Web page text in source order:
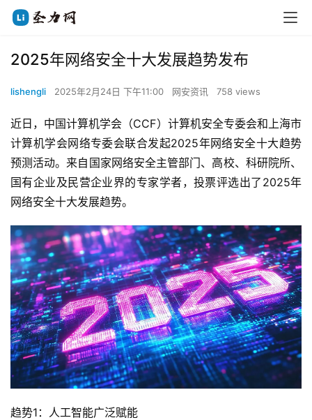
2025年网络安全十大发展趋势发布
lishengli 2025年2月24日 下午11:00 网安资讯 758 views
近日，中国计算机学会（CCF）计算机安全专委会和上海市
计算机学会网络专委会联合发起2025年网络安全十大趋势
预测活动。来自国家网络安全主管部门、高校、科研院所、
国有企业及民营企业界的专家学者，投票评选出了2025年
网络安全十大发展趋势。
趋势1：人工智能广泛赋能